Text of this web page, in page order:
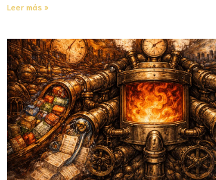
Leer más »